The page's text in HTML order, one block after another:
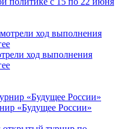
ход выполнения
«Будущее России»